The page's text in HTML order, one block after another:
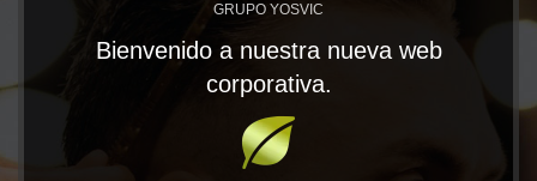
GRUPO YOSVIC
Bienvenido a nuestra nueva web
corporativa.